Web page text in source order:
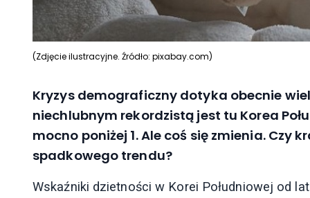
(Zdjęcie ilustracyjne. Źródło: pixabay.com)
Kryzys demograficzny dotyka obecnie
niechlubnym rekordzistą jest tu Korea
mocno poniżej 1. Ale coś się zmienia. Czy
spadkowego trendu?
Wskaźniki dzietności w Korei Południowej od